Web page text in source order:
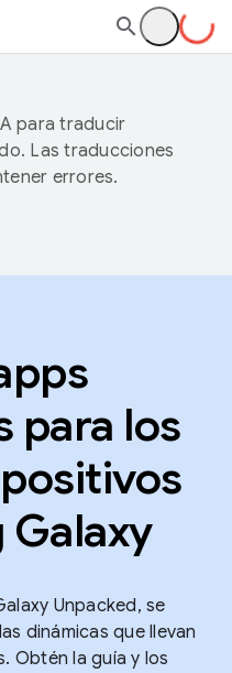
para traducir
Las traducciones
errores.
para los
Galaxy
Unpacked, se
dinámicas que llevan
Obtén la guía y los